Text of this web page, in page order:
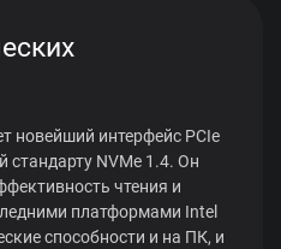
новейший интерфейс PCIe
стандарту NVMe 1.4. Он
чтения и
платформами Intel
способности и на ПК, и